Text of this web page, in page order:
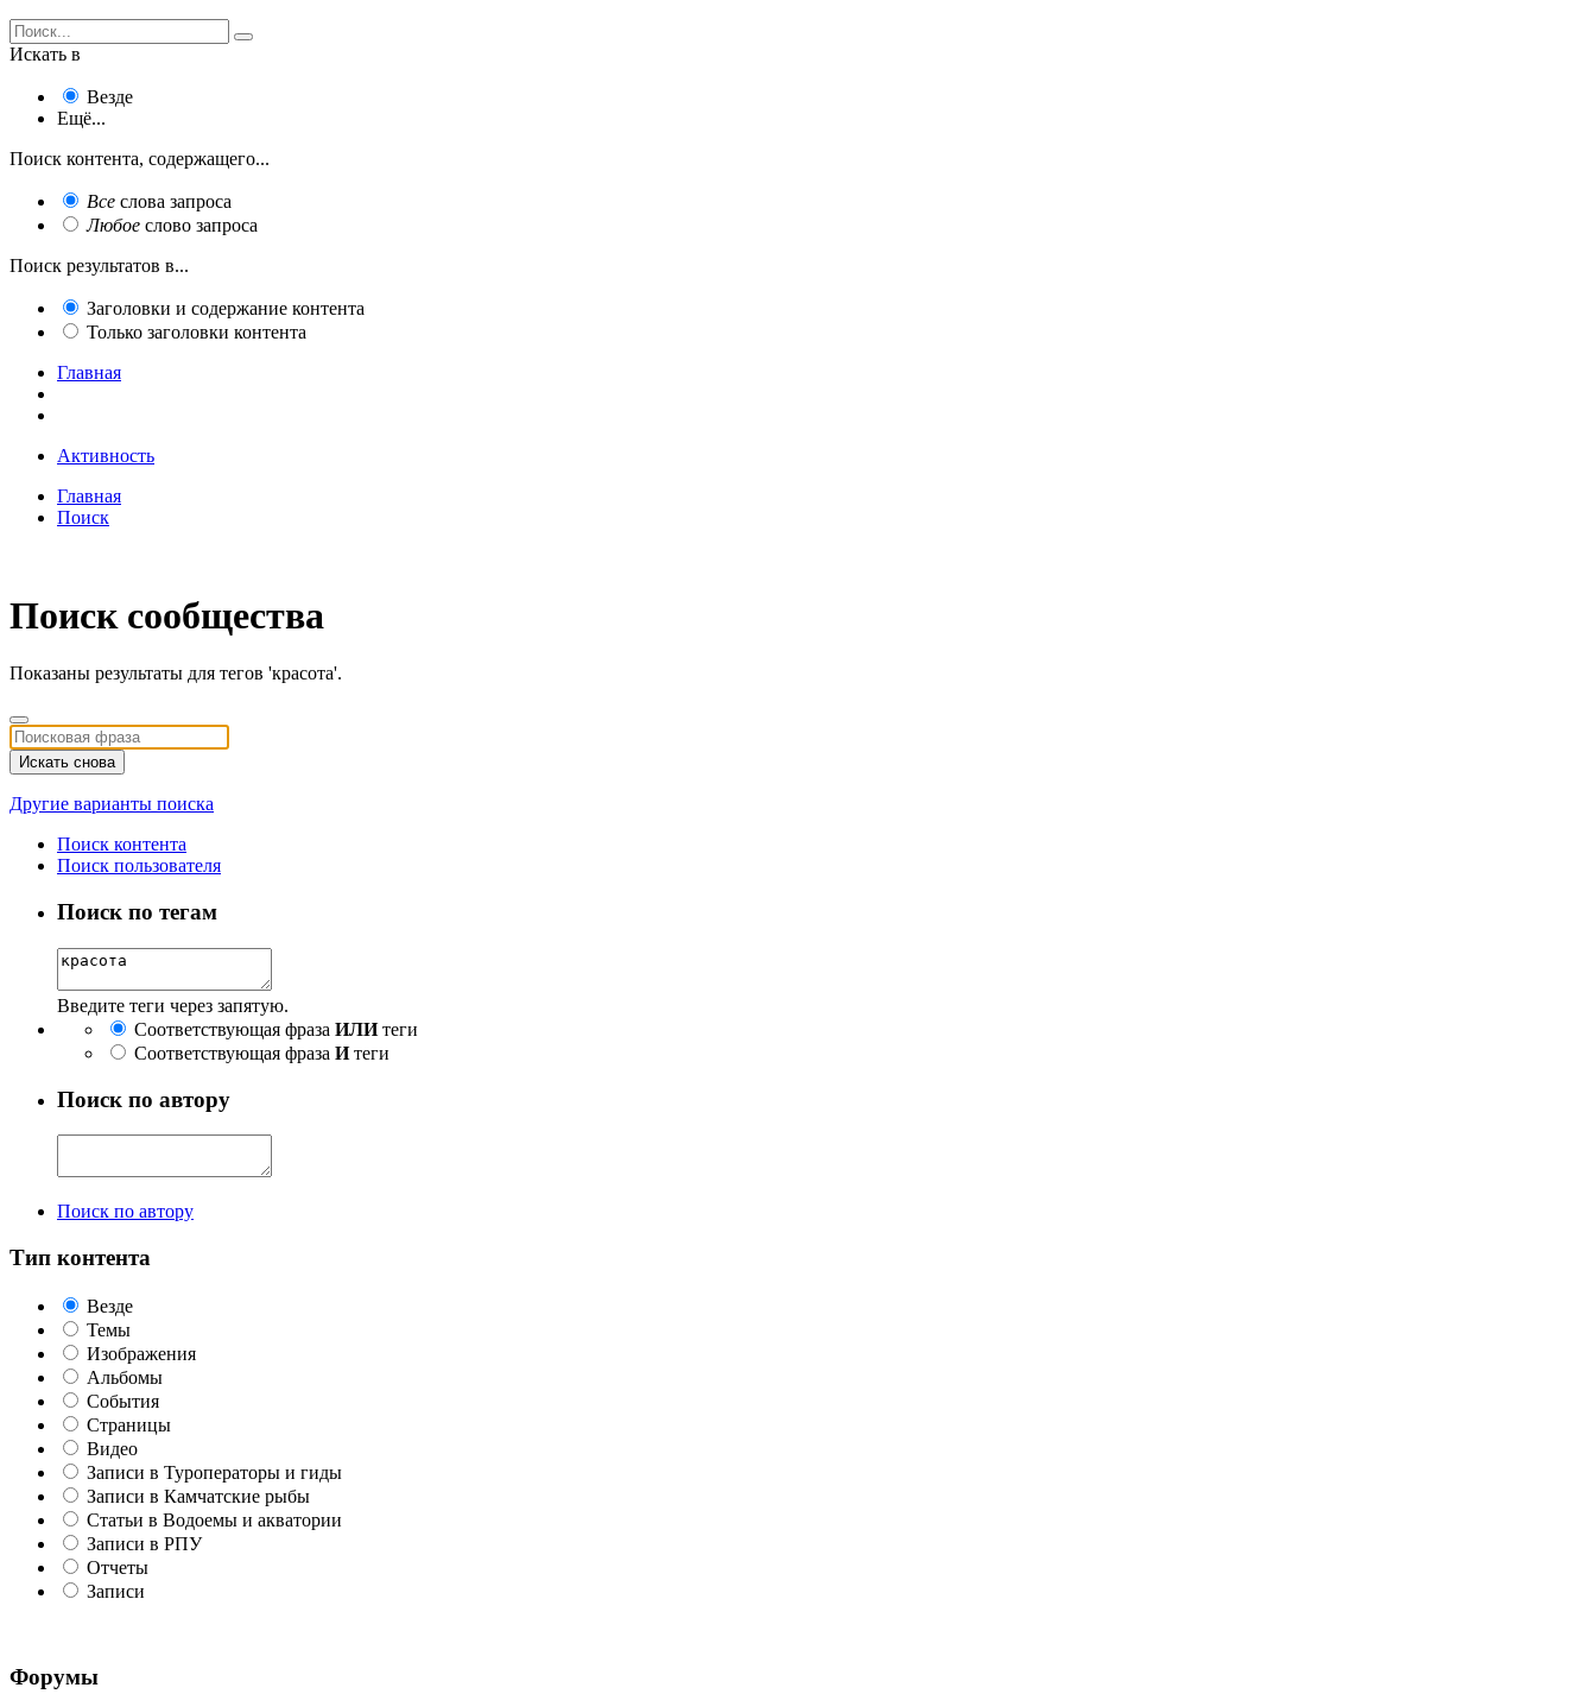
Искать в
Везде
Ещё...
Поиск контента, содержащего...
Все слова запроса
Любое слово запроса
Поиск результатов в...
Заголовки и содержание контента
Только заголовки контента
Главная
Активность
Главная
Поиск
Поиск сообщества
Показаны результаты для тегов 'красота'.
Искать снова
Другие варианты поиска
Поиск контента
Поиск пользователя
Поиск по тегам
Введите теги через запятую.
Соответствующая фраза ИЛИтеги
Соответствующая фраза Итеги
Поиск по автору
Поиск по автору
Тип контента
Везде
Темы
Изображения
Альбомы
События
Страницы
Видео
Записи в Туроператоры и гиды
Записи в Камчатские рыбы
Статьи в Водоемы и акватории
Записи в РПУ
Отчеты
Записи
Форумы